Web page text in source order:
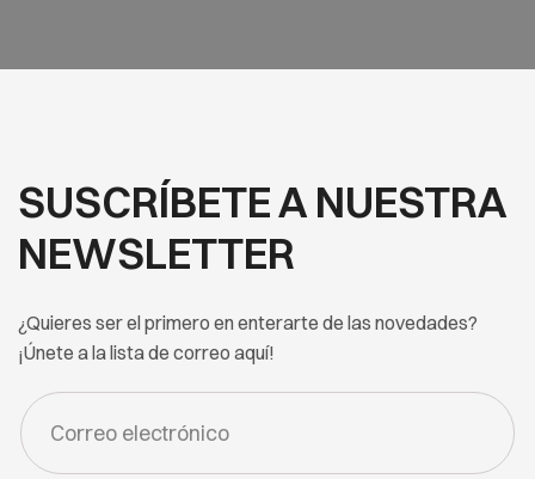
SUSCRÍBETE A NUESTRA
NEWSLETTER
¿Quieres ser el primero en enterarte de las novedades?
¡Únete a la lista de correo aquí!
FORM
-
NEWSLETTER